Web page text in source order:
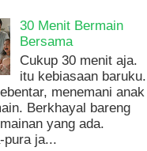
30 Menit Bermain
Bersama
Cukup 30 menit aja.
itu kebiasaan baruku.
menemani anak
Berkhayal bareng
yang ada.
pura ja...